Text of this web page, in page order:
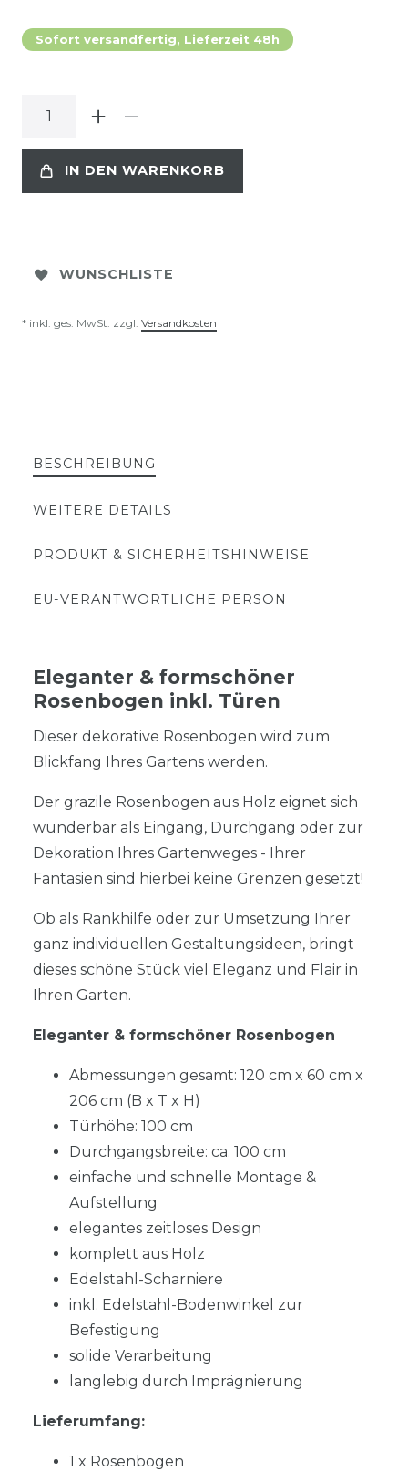
Sofort versandfertig, Lieferzeit 48h
IN DEN WARENKORB
WUNSCHLISTE
* inkl. ges. MwSt. zzgl. Versandkosten
BESCHREIBUNG
WEITERE DETAILS
PRODUKT & SICHERHEITSHINWEISE
EU-VERANTWORTLICHE PERSON
Eleganter & formschöner
Rosenbogen inkl. Türen
Dieser dekorative Rosenbogen wird zum
Blickfang Ihres Gartens werden.
Der grazile Rosenbogen aus Holz eignet sich
wunderbar als Eingang, Durchgang oder zur
Dekoration Ihres Gartenweges - Ihrer
Fantasien sind hierbei keine Grenzen gesetzt!
Ob als Rankhilfe oder zur Umsetzung Ihrer
ganz individuellen Gestaltungsideen, bringt
dieses schöne Stück viel Eleganz und Flair in
Ihren Garten.
Eleganter & formschöner Rosenbogen
Abmessungen gesamt: 120 cm x 60 cm x
206 cm (B x T x H)
Türhöhe: 100 cm
Durchgangsbreite: ca. 100 cm
einfache und schnelle Montage &
Aufstellung
elegantes zeitloses Design
komplett aus Holz
Edelstahl-Scharniere
inkl. Edelstahl-Bodenwinkel zur
Befestigung
solide Verarbeitung
langlebig durch Imprägnierung
Lieferumfang:
1 x Rosenbogen